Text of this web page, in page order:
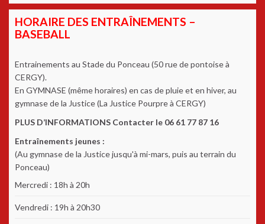
HORAIRE DES ENTRAÎNEMENTS –
BASEBALL
Entrainements au Stade du Ponceau (50 rue de pontoise à
CERGY).
En GYMNASE (même horaires) en cas de pluie et en hiver, au
gymnase de la Justice (La Justice Pourpre à CERGY)
PLUS D’INFORMATIONS Contacter le 06 61 77 87 16
Entraînements jeunes :
(Au gymnase de la Justice jusqu'à mi-mars, puis au terrain du
Ponceau)
Mercredi : 18h à 20h
Vendredi : 19h à 20h30